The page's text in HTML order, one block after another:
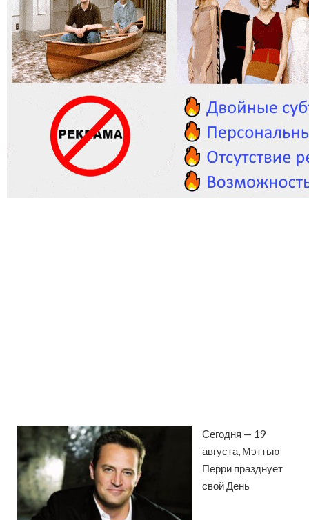
Сегодня — 19
августа, Мэттью
Перри празднует
свой День